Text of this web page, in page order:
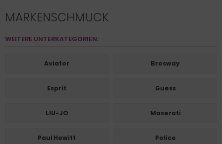
MARKENSCHMUCK
WEITERE UNTERKATEGORIEN:
Aviator Brosway
Esprit Guess
LIU-JO Maserati
Paul Hewitt Police